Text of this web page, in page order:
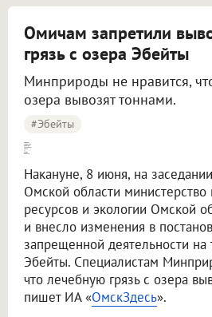
Омичам запретили
грязь с озера Эбейты
Минприроды не нравится,
озера вывозят тоннами.
#Эбейты
Накануне, 8 июня, на
Омской области
ресурсов и экологии Омской
и внесло изменения в
запрещенной деятельности на
Эбейты. Специалистам
что лечебную грязь с озера
пишет ИА «ОмскЗдесь».